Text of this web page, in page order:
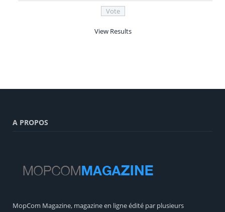
View Results
A PROPOS
MopCom Magazine, magazine en ligne édité par plusieurs